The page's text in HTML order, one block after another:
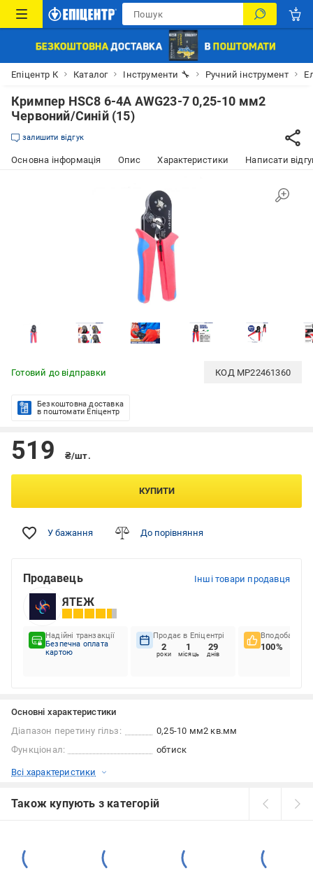
Епіцентр К Каталог Інструменти 🔧 Ручний інструмент
Кримпер HSC8 6-4A AWG23-7 0,25-10 мм2
Червоний/Синій (15)
залишити відгук
Основна інформація Опис Характеристики Написати
Готовий до відправки КОД MP22461360
Безкоштовна доставка
в поштомати Епіцентр
519 ₴/шт.
КУПИТИ
У бажання До порівняння
Продавець Інші товари продавця
ЯТЕЖ
Надійні транзакції
Безпечна оплата
картою
Продає в Епіцентрі
2
роки
1
місяць
29
днів
Вподобання
100%
Основні характеристики
Діапазон перетину гільз:
0,25-10 мм2 кв.мм
Функціонал:
обтиск
Всі характеристики
Також купують з категорій